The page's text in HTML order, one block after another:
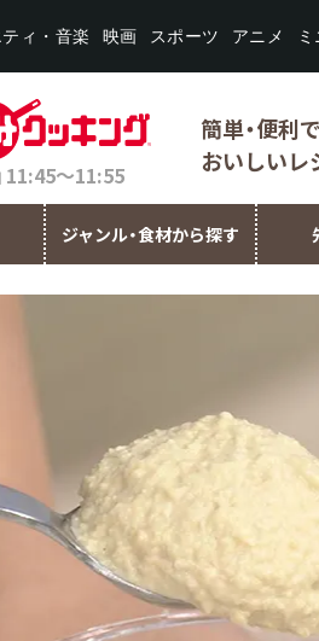
ィ・音楽 映画 スポーツ アニメ
11:45～11:55
簡単・便利
おいしいレ
ジャンル・食材から探す